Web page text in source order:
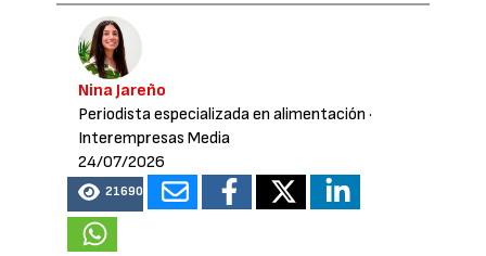
Nina Jareño
Periodista especializada en alimentación ·
Interempresas Media
24/07/2026
21690